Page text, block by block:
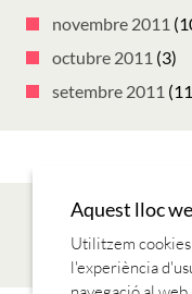
novembre 2011
octubre 2011 (3)
setembre 2011
Aquest lloc
Utilitzem
l'experiència